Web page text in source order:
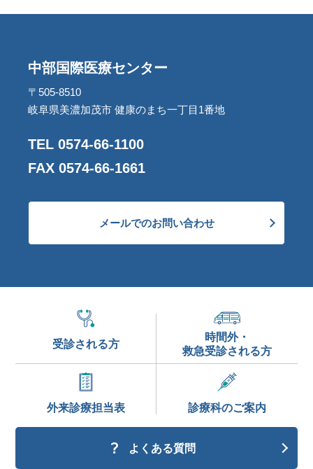
中部国際医療センター
〒505-8510
岐阜県美濃加茂市 健康のまち一丁目1番地
TEL 0574-66-1100
FAX 0574-66-1661
メールでのお問い合わせ
受診される方
時間外・
救急受診される方
外来診療担当表 診療科のご案内
よくある質問